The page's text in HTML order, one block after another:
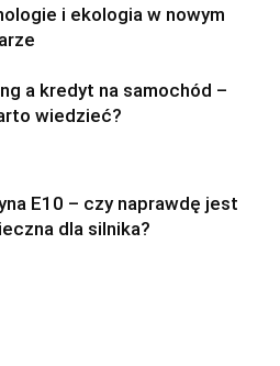
i ekologia w nowym
a kredyt na samochód –
wiedzieć?
E10 – czy naprawdę jest
dla silnika?